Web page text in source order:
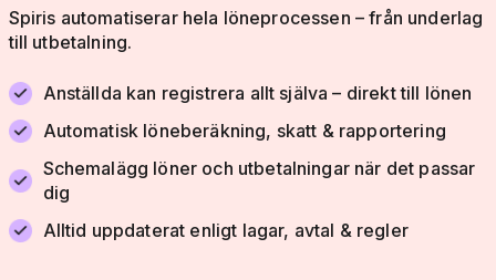
Spiris automatiserar hela löneprocessen – från underlag
till utbetalning.
Anställda kan registrera allt själva – direkt till lönen
Automatisk löneberäkning, skatt & rapportering
Schemalägg löner och utbetalningar när det passar
dig
Alltid uppdaterat enligt lagar, avtal & regler